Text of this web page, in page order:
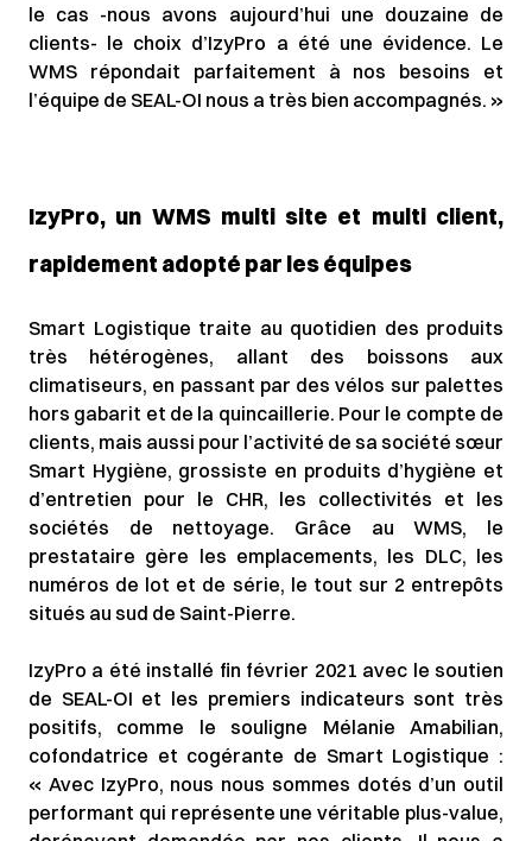
le cas -nous avons aujourd’hui une douzaine de
clients- le choix d’IzyPro a été une évidence. Le
WMS répondait parfaitement à nos besoins et
l’équipe de SEAL-OI nous a très bien accompagnés. »
IzyPro, un WMS multi site et multi client,
rapidement adopté par les équipes
Smart Logistique traite au quotidien des produits
très hétérogènes, allant des boissons aux
climatiseurs, en passant par des vélos sur palettes
hors gabarit et de la quincaillerie. Pour le compte de
clients, mais aussi pour l’activité de sa société sœur
Smart Hygiène, grossiste en produits d’hygiène et
d’entretien pour le CHR, les collectivités et les
sociétés de nettoyage. Grâce au WMS, le
prestataire gère les emplacements, les DLC, les
numéros de lot et de série, le tout sur 2 entrepôts
situés au sud de Saint-Pierre.
IzyPro a été installé fin février 2021 avec le soutien
de SEAL-OI et les premiers indicateurs sont très
positifs, comme le souligne Mélanie Amabilian,
cofondatrice et cogérante de Smart Logistique :
« Avec IzyPro, nous nous sommes dotés d’un outil
performant qui représente une véritable plus-value,